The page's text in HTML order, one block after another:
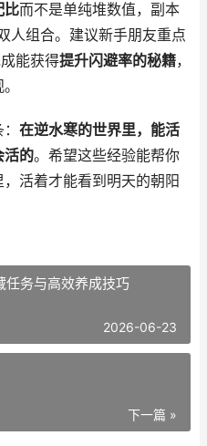
比而不是单纯堆数值，副本
人组合。建议新手朋友重点
能获得提升闪避率的秘籍，
在逆水寒的世界里，能活
活的。希望这些经验能帮你
活着才能看到明天的朝阳
任务与高效养成技巧
2026-06-23
下一篇 »